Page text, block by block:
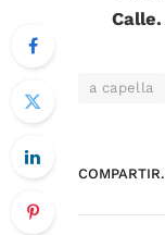
Calle.
a capella
COMPARTIR.